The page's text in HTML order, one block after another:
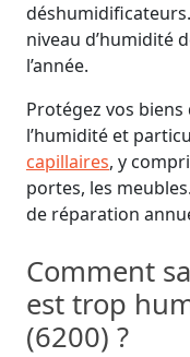
niveau d’humidité
l’année.
Protégez vos
l’humidité et
capillaires, y
portes, les
de réparation
Comment
est trop
(6200) ?